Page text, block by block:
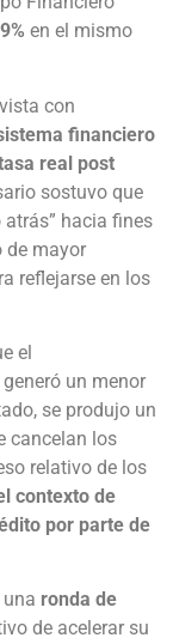
en el mismo
con
financiero
real post
sostuvo que
atrás” hacia fines
de mayor
reflejarse en los
el
un menor
se produjo un
cancelan los
relativo de los
contexto de
por parte de
una ronda de
de acelerar su